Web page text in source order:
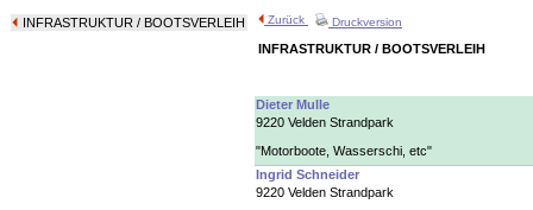
INFRASTRUKTUR / BOOTSVERLEIH Zurück Druckversion
INFRASTRUKTUR / BOOTSVERLEIH
Dieter Mulle
9220 Velden Strandpark
"Motorboote, Wasserschi, etc"
Ingrid Schneider
9220 Velden Strandpark